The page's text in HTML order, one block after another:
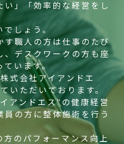
」「効率的な経営をし
でしょう。
す職人の方は仕事のたび
、デスクワークの方も座
ています。
式会社アイアンドエ
いただいております。
アンドエス”の健康経営
の方に整体施術を行う
方のパフォーマンス向上